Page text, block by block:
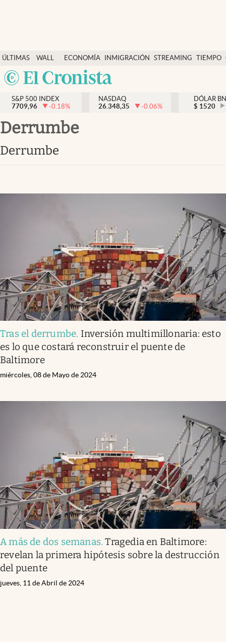
ÚLTIMAS
NOTICIAS
WALL
STREET
Y
DÓLAR
ECONOMÍA INMIGRACIÓN STREAMING TIEMPO
México
Finanzas y economía
Wall Street y dólar
Inmigración
Tiempo
Ciencia y salud
Streaming
USA
S&P 500 INDEX
7709,96
-0.18%
NASDAQ
26.348,35
-0.06%
DÓLAR
$ 1520
Derrumbe
Derrumbe
Tras el derrumbe. Inversión multimillonaria: esto
es lo que costará reconstruir el puente de
Baltimore
miércoles, 08 de Mayo de 2024
A más de dos semanas.Tragedia en Baltimore:
revelan la primera hipótesis sobre la destrucción
del puente
jueves, 11 de Abril de 2024